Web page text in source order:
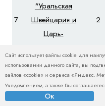
7
"Уральская
Швейцария и
Царь-
2
Авторский
Сайт использует файлы cookie для
использовании данного сайта, вы
файлов «cookie» и сервиса «Яндекс.
Уведомлением, а также Вы
Ок